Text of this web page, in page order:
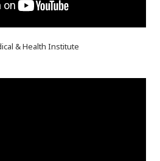
& Health Institute